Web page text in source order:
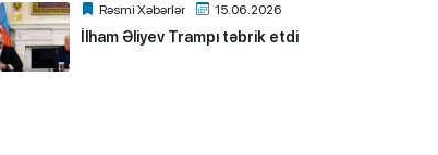
Rəsmi Xəbərlər 15.06.2026
İlham Əliyev Trampı təbrik etdi